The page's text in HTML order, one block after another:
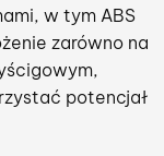
w tym ABS
zarówno na
potencjał